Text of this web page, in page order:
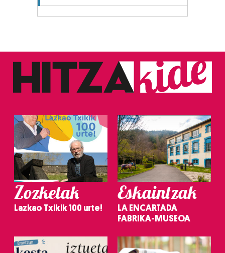
Zozketak
Lazkao Txikik 100 urte!
Eskaintzak
LA ENCARTADA
FABRIKA-MUSEOA